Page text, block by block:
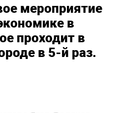
мероприятие
в
проходит в
в 5-й раз.